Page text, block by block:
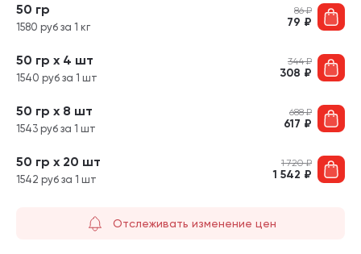
50 гр
1580 руб за 1 кг
86₽
79 ₽
50 гр х 4 шт
1540 руб за 1 шт
344₽
308 ₽
50 гр х 8 шт
1543 руб за 1 шт
688₽
617 ₽
50 гр х 20 шт
1542 руб за 1 шт
1 720₽
1 542 ₽
Отслеживать изменение цен